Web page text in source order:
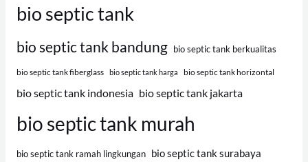
bio septic tank
bio septic tank bandung bio septic tank berkualitas
bio septic tank fiberglass bio septic tank harga bio septic tank horizontal
bio septic tank indonesia bio septic tank jakarta
bio septic tank murah
bio septic tank ramah lingkungan bio septic tank surabaya